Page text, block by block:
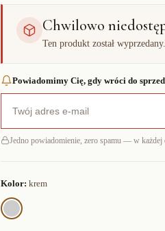
Chwilowo
Ten produkt został wyprzedany.
Powiadomimy Cię, gdy wróci do
Jedno powiadomienie, zero spamu — w każdej
Kolor: krem